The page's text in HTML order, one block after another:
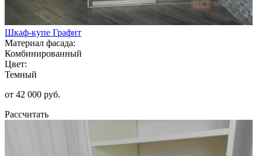
Шкаф-купе Графит
Материал фасада:
Комбинированный
Цвет:
Темный
от 42 000 руб.
Рассчитать